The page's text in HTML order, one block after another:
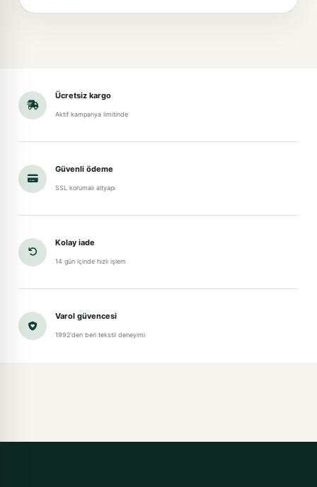
Ücretsiz kargo
Aktif kampanya limitinde
Güvenli ödeme
SSL korumalı altyapı
Kolay iade
14 gün içinde hızlı işlem
Varol güvencesi
1992'den beri tekstil deneyimi